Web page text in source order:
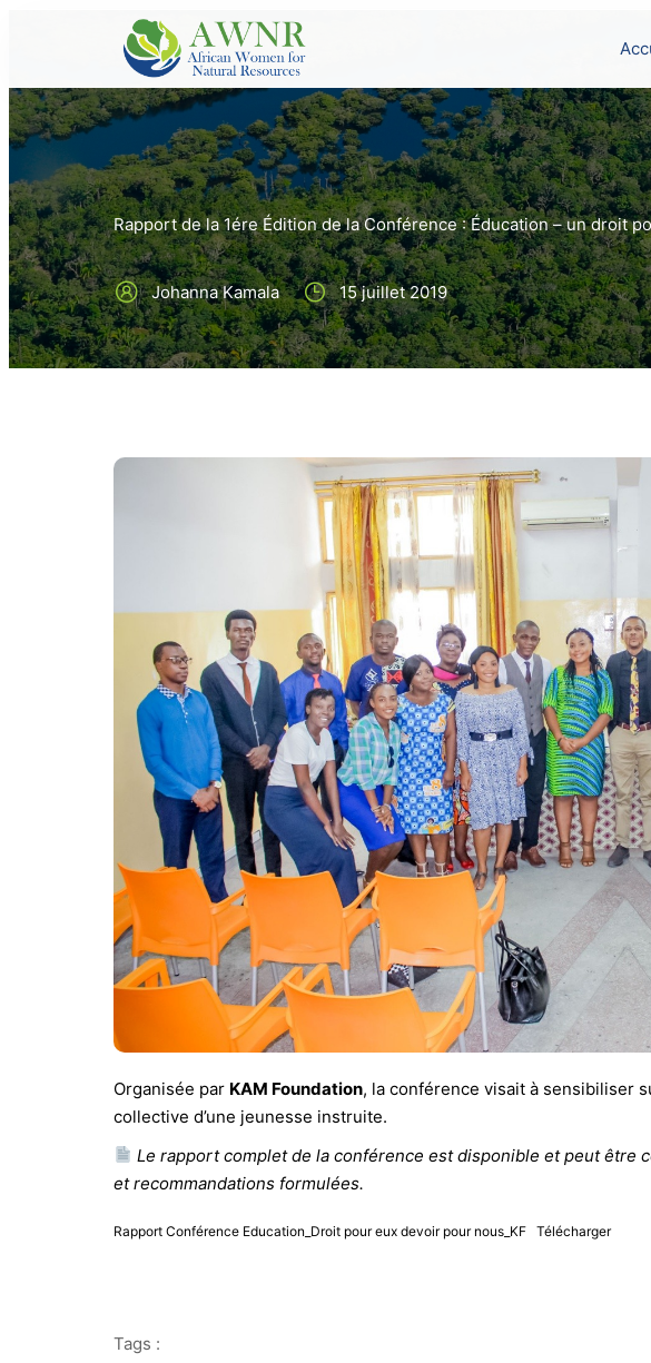
Rapport de la 1ére Édition de la Conférence : Éducation – un droit
Johanna Kamala 15 juillet 2019
Organisée par KAM Foundation, la conférence visait à sensibiliser
collective d’une jeunesse instruite.
Le rapport complet de la conférence est disponible et peut être
et recommandations formulées.
Rapport Conférence Education_Droit pour eux devoir pour nous_KF Télécharger
Tags :